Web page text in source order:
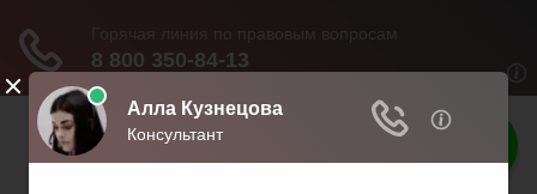
Права россиян